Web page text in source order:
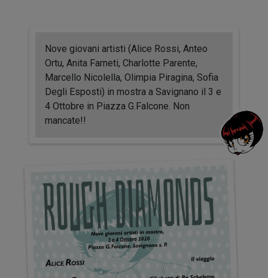
Nove giovani artisti (Alice Rossi, Anteo
Ortu, Anita Farneti, Charlotte Parente,
Marcello Nicolella, Olimpia Piragina, Sofia
Degli Esposti) in mostra a Savignano il 3 e
4 Ottobre in Piazza G.Falcone. Non
mancate!!